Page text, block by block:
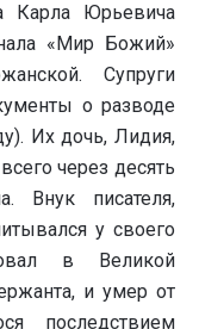
Карла Юрьевича
«Мир Божий»
Супруги
о разводе
Их дочь, Лидия,
через десять
Внук писателя,
у своего
в Великой
и умер от
последствием